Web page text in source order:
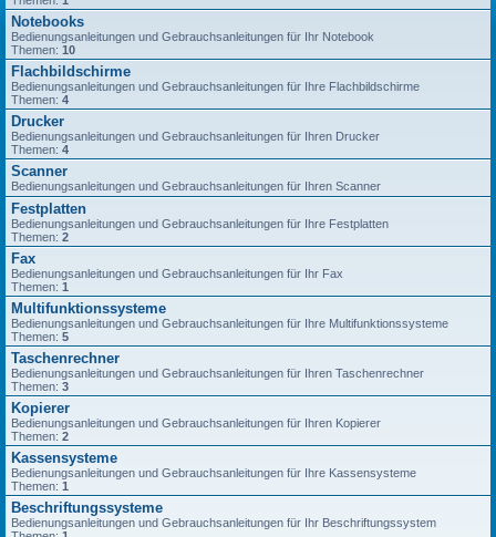
Notebooks
Bedienungsanleitungen und Gebrauchsanleitungen für Ihr Notebook
Themen: 10
Flachbildschirme
Bedienungsanleitungen und Gebrauchsanleitungen für Ihre Flachbildschirme
Themen: 4
Drucker
Bedienungsanleitungen und Gebrauchsanleitungen für Ihren Drucker
Themen: 4
Scanner
Bedienungsanleitungen und Gebrauchsanleitungen für Ihren Scanner
Festplatten
Bedienungsanleitungen und Gebrauchsanleitungen für Ihre Festplatten
Themen: 2
Fax
Bedienungsanleitungen und Gebrauchsanleitungen für Ihr Fax
Themen: 1
Multifunktionssysteme
Bedienungsanleitungen und Gebrauchsanleitungen für Ihre Multifunktionssysteme
Themen: 5
Taschenrechner
Bedienungsanleitungen und Gebrauchsanleitungen für Ihren Taschenrechner
Themen: 3
Kopierer
Bedienungsanleitungen und Gebrauchsanleitungen für Ihren Kopierer
Themen: 2
Kassensysteme
Bedienungsanleitungen und Gebrauchsanleitungen für Ihre Kassensysteme
Themen: 1
Beschriftungssysteme
Bedienungsanleitungen und Gebrauchsanleitungen für Ihr Beschriftungssystem